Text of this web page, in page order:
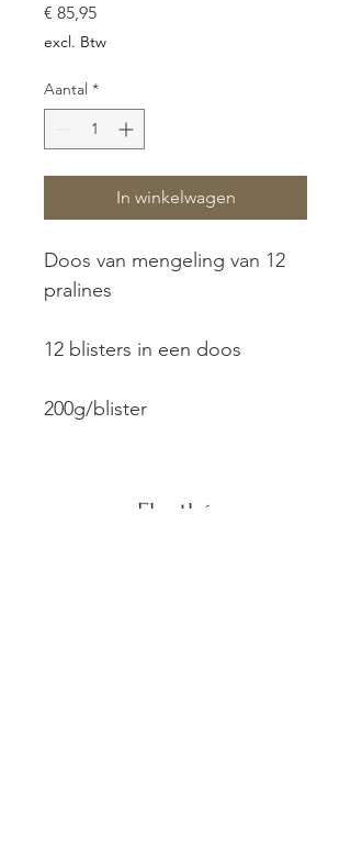
€ 85,95Prijs
excl. Btw
Aantal *
In winkelwagen
Doos van mengeling van 12
pralines
12 blisters in een doos
200g/blister
Elenthé